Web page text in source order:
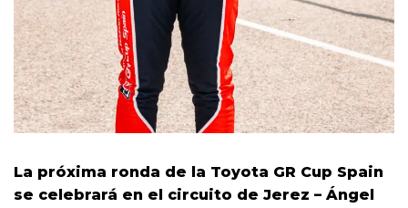
La próxima ronda de la Toyota GR Cup Spain
se celebrará en el circuito de Jerez – Ángel